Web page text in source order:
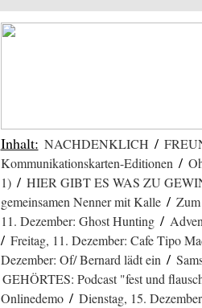
Inhalt: NACHDENKLICH /
Kommunikationskarten-Editionen /
1) / HIER GIBT ES WAS ZU
gemeinsamen Nenner mit Kalle / Zum
11. Dezember: Ghost Hunting /
/ Freitag, 11. Dezember: Cafe Tipo
Dezember: Of/ Bernard lädt ein /
GEHÖRTES: Podcast "fest und
Onlinedemo / Dienstag, 15.